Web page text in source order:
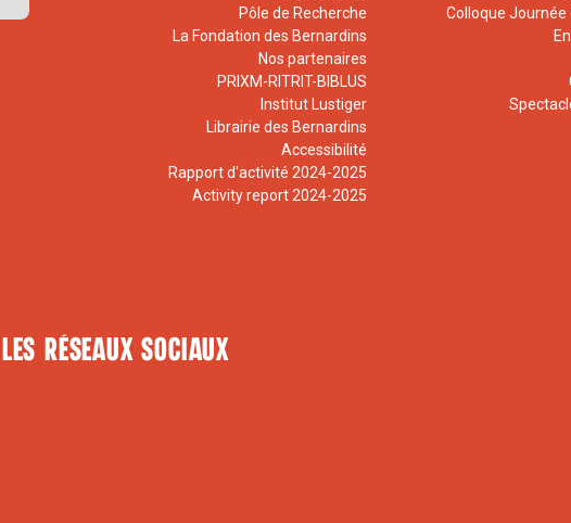
Pôle de Recherche
La Fondation des Bernardins
Nos partenaires
PRIXM-RITRIT-BIBLUS
Institut Lustiger
Librairie des Bernardins
Accessibilité
Rapport d'activité 2024-2025
Activity report 2024-2025
Colloque Journée
réseaux sociaux